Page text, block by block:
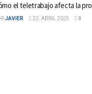
el teletrabajo afecta la
JAVIER 22. ABRIL 2025 0